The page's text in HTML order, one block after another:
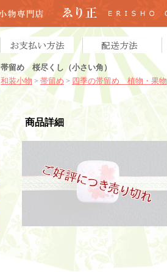
帯留め 桜尽くし（小さい角）
和装小物 > 帯留め > 四季の帯留め 植物・果物
商品詳細